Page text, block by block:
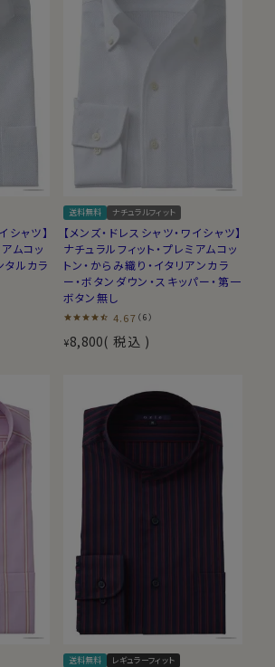
シャツ】
ムコッ
タルカラ
送料無料 ナチュラルフィット
【メンズ・ドレスシャツ・ワイシャツ】
ナチュラルフィット・プレミアムコッ
トン・からみ織り・イタリアンカラ
ー・ボタンダウン・スキッパー・第一
ボタン無し
4.67 （6）
¥8,800 税込
送料無料 レギュラーフィット